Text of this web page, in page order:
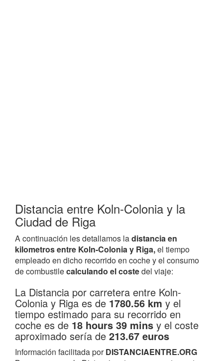
Distancia entre Koln-Colonia y la
Ciudad de Riga
A continuación les detallamos ladistancia en
kilometros entre Koln-Colonia y Riga,el tiempo
empleado en dicho recorrido en coche y el consumo
de combustilecalculando el costedel viaje:
La Distancia por carretera entre Koln-
Colonia y Riga es de 1780.56 km y el
tiempo estimado para su recorrido en
coche es de 18 hours 39 mins y el coste
aproximado sería de 213.67 euros
Información facilitada porDISTANCIAENTRE.ORG